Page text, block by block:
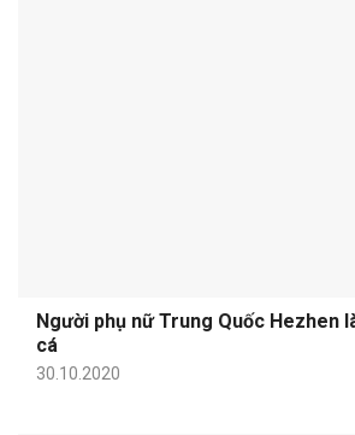
Người phụ nữ Trung Quốc Hezhen
cá
30.10.2020